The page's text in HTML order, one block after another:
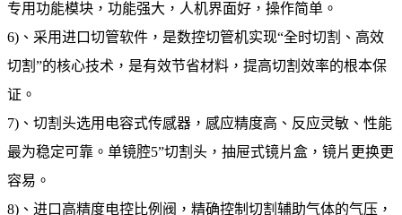
专用功能模块，功能强大，人机界面好，操作简单。
6)、采用进口切管软件，是数控切管机实现“全时切割、高效
切割”的核心技术，是有效节省材料，提高切割效率的根本保
证。
7)、切割头选用电容式传感器，感应精度高、反应灵敏、性能
最为稳定可靠。单镜腔5”切割头，抽屉式镜片盒，镜片更换更
容易。
8)、进口高精度电控比例阀，精确控制切割辅助气体的气压，